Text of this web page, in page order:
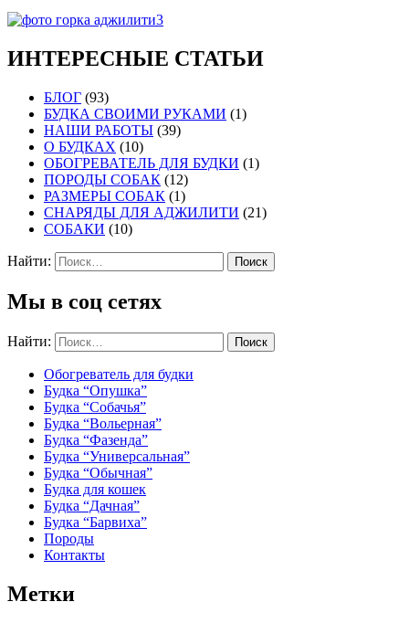
ИНТЕРЕСНЫЕ СТАТЬИ
БЛОГ (93)
БУДКА СВОИМИ РУКАМИ (1)
НАШИ РАБОТЫ (39)
О БУДКАХ (10)
ОБОГРЕВАТЕЛЬ ДЛЯ БУДКИ (1)
ПОРОДЫ СОБАК (12)
РАЗМЕРЫ СОБАК (1)
СНАРЯДЫ ДЛЯ АДЖИЛИТИ (21)
СОБАКИ (10)
Найти:
Мы в соц сетях
Найти:
Обогреватель для будки
Будка “Опушка”
Будка “Собачья”
Будка “Вольерная”
Будка “Фазенда”
Будка “Универсальная”
Будка “Обычная”
Будка для кошек
Будка “Дачная”
Будка “Барвиха”
Породы
Контакты
Метки